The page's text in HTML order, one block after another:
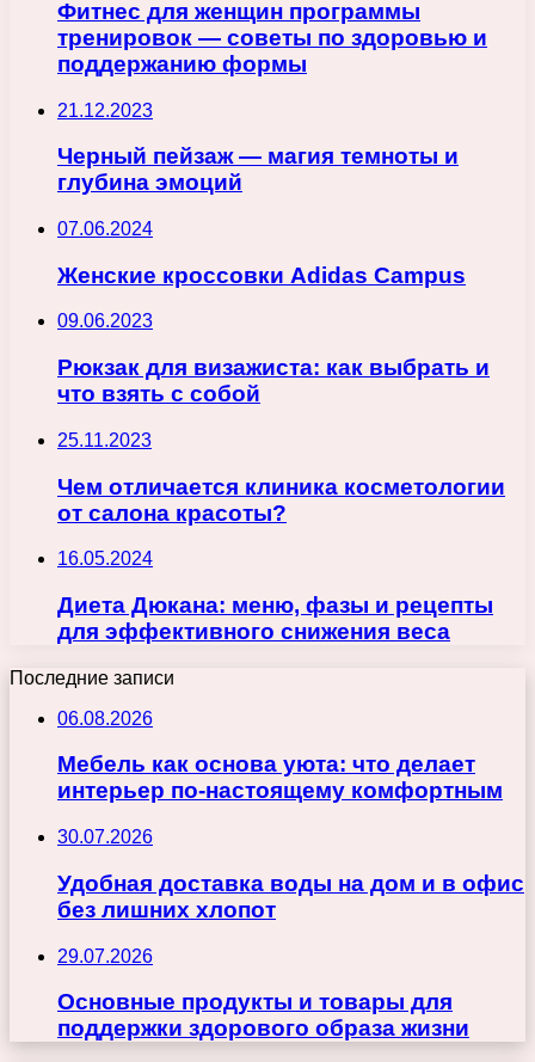
Фитнес для женщин программы
тренировок — советы по здоровью и
поддержанию формы
21.12.2023
Черный пейзаж — магия темноты и
глубина эмоций
07.06.2024
Женские кроссовки Adidas Campus
09.06.2023
Рюкзак для визажиста: как выбрать и
что взять с собой
25.11.2023
Чем отличается клиника косметологии
от салона красоты?
16.05.2024
Диета Дюкана: меню, фазы и рецепты
для эффективного снижения веса
Последние записи
06.08.2026
Мебель как основа уюта: что делает
интерьер по-настоящему комфортным
30.07.2026
Удобная доставка воды на дом и в офис
без лишних хлопот
29.07.2026
Основные продукты и товары для
поддержки здорового образа жизни